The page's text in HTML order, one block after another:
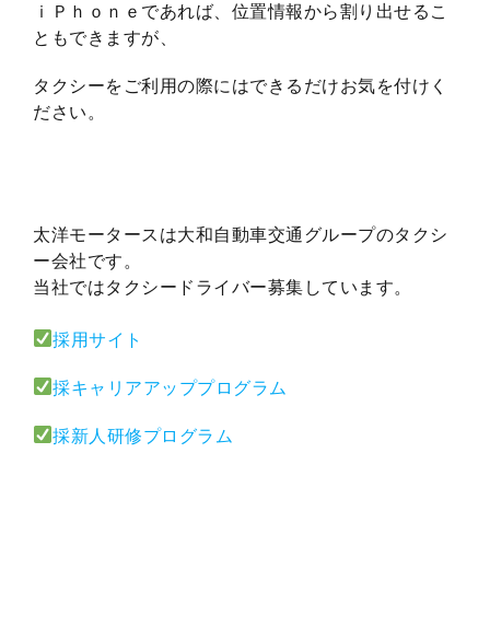
ｉＰｈｏｎｅであれば、位置情報から割り出せるこ
ともできますが、
タクシーをご利用の際にはできるだけお気を付けく
ださい。
太洋モータースは大和自動車交通グループのタクシ
ー会社です。
当社ではタクシードライバー募集しています。
採用サイト
採キャリアアッププログラム
採新人研修プログラム